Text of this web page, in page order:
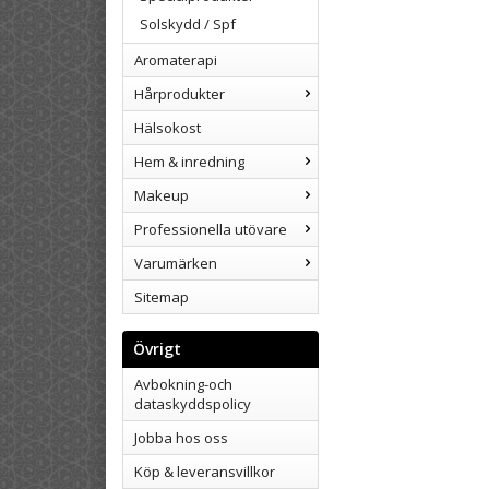
Solskydd / Spf
Aromaterapi
Hårprodukter
Hälsokost
Hem & inredning
Makeup
Professionella utövare
Varumärken
Sitemap
Övrigt
Avbokning-och
dataskyddspolicy
Jobba hos oss
Köp & leveransvillkor